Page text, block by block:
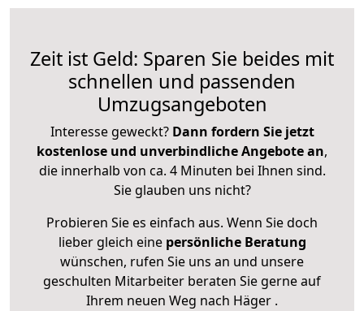
Zeit ist Geld: Sparen Sie beides mit
schnellen und passenden
Umzugsangeboten
Interesse geweckt? Dann fordern Sie jetzt
kostenlose und unverbindliche Angebote an,
die innerhalb von ca. 4 Minuten bei Ihnen sind.
Sie glauben uns nicht?
Probieren Sie es einfach aus. Wenn Sie doch
lieber gleich eine persönliche Beratung
wünschen, rufen Sie uns an und unsere
geschulten Mitarbeiter beraten Sie gerne auf
Ihrem neuen Weg nach Häger .